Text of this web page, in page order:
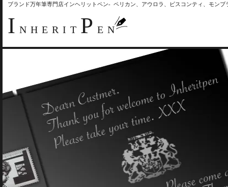
ブランド万年筆専門店インヘリットペン- ペリカン、アウロラ、ビスコンティ、モン
I NHERIT P EN